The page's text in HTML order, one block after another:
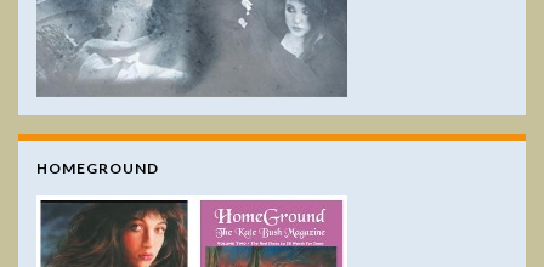
HOMEGROUND